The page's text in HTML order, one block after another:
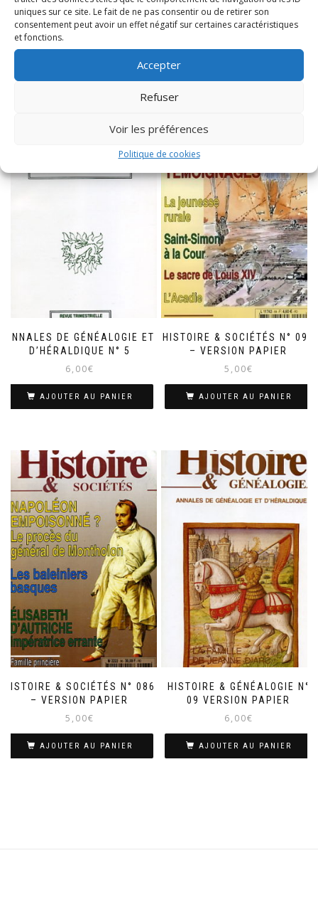
uniques sur ce site. Le fait de ne pas consentir ou de retirer son
consentement peut avoir un effet négatif sur certaines caractéristiques
et fonctions.
Accepter
Refuser
Voir les préférences
Politique de cookies
PRODUITS SIMILAIRES
ANNALES DE GÉNÉALOGIE ET
D’HÉRALDIQUE N° 5
6,00€
AJOUTER AU PANIER
HISTOIRE & SOCIÉTÉS N° 099
– VERSION PAPIER
5,00€
AJOUTER AU PANIER
HISTOIRE & SOCIÉTÉS N° 086
– VERSION PAPIER
5,00€
AJOUTER AU PANIER
HISTOIRE & GÉNÉALOGIE N°
09 VERSION PAPIER
6,00€
AJOUTER AU PANIER